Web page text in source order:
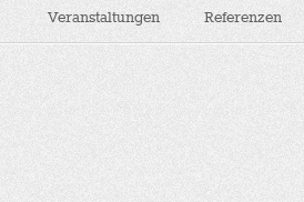
Veranstaltungen Referenzen